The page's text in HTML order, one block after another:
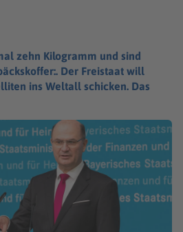
zehn Kilogramm und sind
Der Freistaat will
ins Weltall schicken. Das